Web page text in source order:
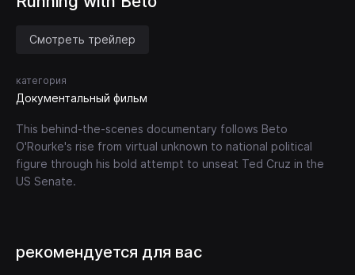
Смотреть трейлер
категория
Документальный фильм
This behind-the-scenes documentary follows Beto
O'Rourke's rise from virtual unknown to national political
figure through his bold attempt to unseat Ted Cruz in the
US Senate.
рекомендуется для вас